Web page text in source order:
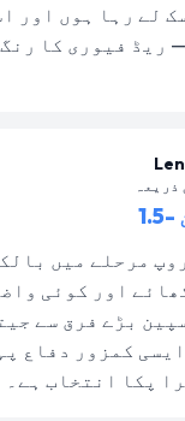
ریڈ فیوری کا
مرحلے میں
گول کھائے اور کوئی
بڑے فرق سے
کمزور دفاع